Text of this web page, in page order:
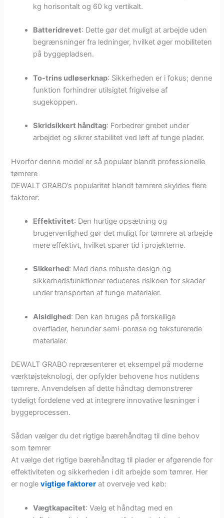
kg horisontalt og 60 kg vertikalt.
Batteridrevet: Dette gør det muligt at arbejde uden
begrænsninger fra ledninger, hvilket øger mobiliteten
på byggepladsen.
To-trins udløserknap: Sikkerheden er i fokus; denne
funktion forhindrer utilsigtet frigivelse af
sugekoppen.
Skridsikkert håndtag: Forbedrer grebet under
arbejdet og sikrer stabilitet ved løft af tunge plader.
Hvorfor denne model er så populær blandt professionelle
tømrere
DEWALT GRABO’s popularitet blandt tømrere skyldes flere
faktorer:
Effektivitet: Den hurtige opsætning og
brugervenlighed gør det muligt for tømrere at arbejde
mere effektivt, hvilket sparer tid i projekterne.
Sikkerhed: Med dens robuste design og
sikkerhedsfunktioner reduceres risikoen for skader
under transporten af tunge materialer.
Alsidighed: Den kan bruges på forskellige
overflader, herunder semi-porøse og teksturerede
materialer.
DEWALT GRABO repræsenterer et eksempel på moderne
værktøjsteknologi, der opfylder behovene hos nutidens
tømrere. Anvendelsen af dette håndtag demonstrerer
tydeligt fordelene ved at integrere innovative løsninger i
byggeprocessen.
Sådan vælger du det rigtige bærehåndtag til dine behov
som tømrer
At vælge det rigtige bærehåndtag til plader er afgørende for
effektiviteten og sikkerheden i dit arbejde som tømrer. Her
er noglevigtige faktorer at overveje ved køb:
Vægtkapacitet: Vælg et håndtag med en